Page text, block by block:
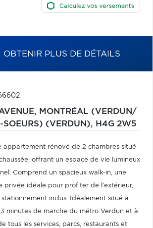
OBTENIR PLUS DE DÉTAILS
MONTRÉAL (VERDUN/
SOEURS) (VERDUN), H4G 2W5
appartement rénové de 2 chambres situé
offrant un espace de vie lumineux
Comprend un spacieux walk-in, une
privée idéale pour profiter de l'extérieur,
inclus. Idéalement situé à
minutes de marche du métro Verdun et à
tous les services, parcs, restaurants et